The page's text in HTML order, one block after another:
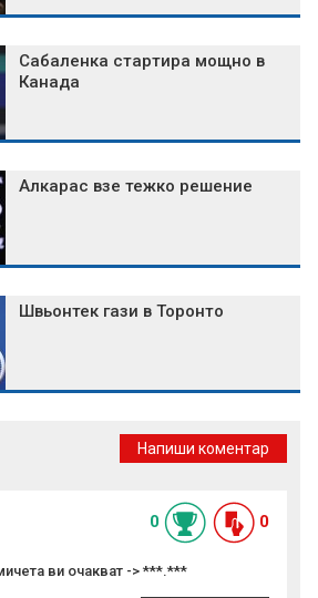
Сабаленка стартира мощно в
Канада
Алкарас взе тежко решение
Швьонтек гази в Торонто
Напиши коментар
0 0
ви очакват -> ***.***